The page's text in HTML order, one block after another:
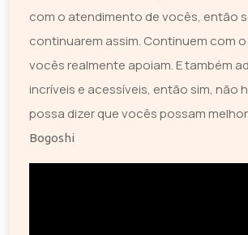
com o atendimento de vocês, então
continuarem assim. Continuem com
vocês realmente apoiam. E também
incríveis e acessíveis, então sim, não
possa dizer que vocês possam
Bogoshi